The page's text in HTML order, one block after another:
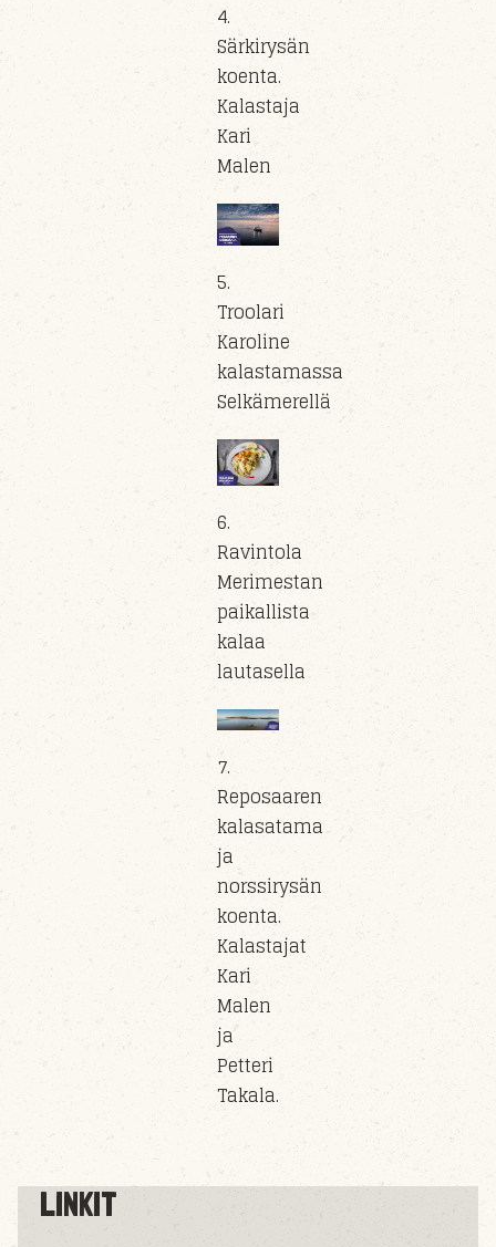
4.
Särkirysän
koenta.
Kalastaja
Kari
Malen
5.
Troolari
Karoline
kalastamassa
Selkämerellä
6.
Ravintola
Merimestan
paikallista
kalaa
lautasella
7.
Reposaaren
kalasatama
ja
norssirysän
koenta.
Kalastajat
Kari
Malen
ja
Petteri
Takala.
LINKIT